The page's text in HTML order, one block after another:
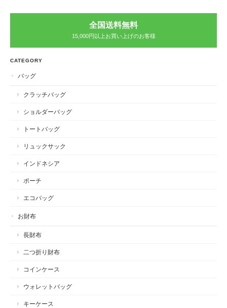
全国送料無料
15,000円以上お買い上げのお客様
CATEGORY
バッグ
クラッチバッグ
ショルダーバッグ
トートバッグ
リュックサック
インドネシア
ポーチ
エコバッグ
お財布
長財布
二つ折り財布
コインケース
ウォレットバッグ
キーケース